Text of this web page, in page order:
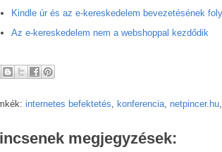
Kindle úr és az e-kereskedelem bevezetésének
Az e-kereskedelem nem a webshoppal kezdődik
internetes befektetés konferencia netpincer.hu
megjegyzések: